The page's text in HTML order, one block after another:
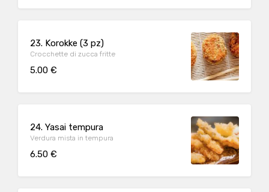
23. Korokke (3 pz)
Crocchette di zucca fritte
5.00 €
24. Yasai tempura
Verdura mista in tempura
6.50 €